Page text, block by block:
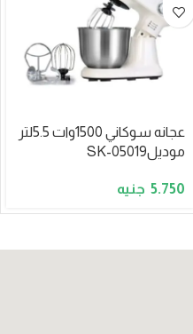
عجانه سوكاني 1500وات 5.5لتر
موديلSK-05019
5.750